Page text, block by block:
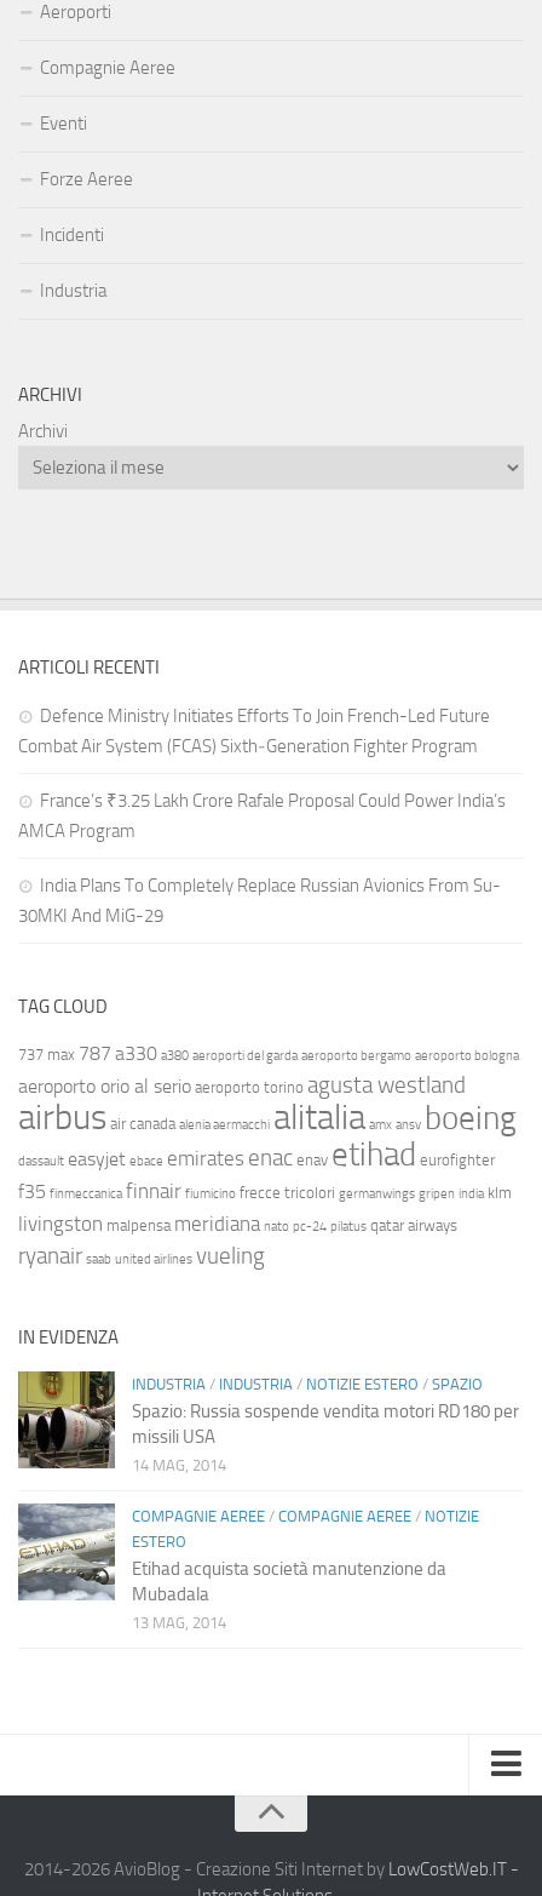
Aeroporti
Compagnie Aeree
Eventi
Forze Aeree
Incidenti
Industria
ARCHIVI
Archivi
ARTICOLI RECENTI
Defence Ministry Initiates Efforts To Join French-Led Future
Combat Air System (FCAS) Sixth‑Generation Fighter Program
France’s ₹3.25 Lakh Crore Rafale Proposal Could Power India’s
AMCA Program
India Plans To Completely Replace Russian Avionics From Su-
30MKI And MiG-29
TAG CLOUD
737 max 787 a330 a380 aeroporti del garda aeroporto bergamo aeroporto bologna
aeroporto orio al serio aeroporto torino agusta westland
airbus air canada alenia aermacchi alitalia amx ansv boeing
dassault easyjet ebace emirates enac enav etihad eurofighter
f35 finmeccanica finnair fiumicino frecce tricolori germanwings gripen india klm
livingston malpensa meridiana nato pc-24 pilatus qatar airways
ryanair saab united airlines vueling
IN EVIDENZA
INDUSTRIA / INDUSTRIA / NOTIZIE ESTERO / SPAZIO
Spazio: Russia sospende vendita motori RD180 per
missili USA
14 MAG, 2014
COMPAGNIE AEREE / COMPAGNIE AEREE / NOTIZIE
ESTERO
Etihad acquista società manutenzione da
Mubadala
13 MAG, 2014
Chi Siamo
2014-2026 AvioBlog - Creazione Siti Internet by LowCostWeb.IT -